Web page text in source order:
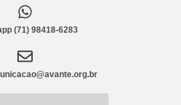
(71) 98418-6283